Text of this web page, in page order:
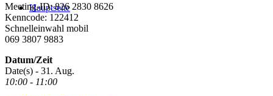
Hauptseite
Meeting-ID: 826 2830 8626
Kenncode: 122412
Schnelleinwahl mobil
069 3807 9883
Datum/Zeit
Date(s) - 31. Aug.
10:00 - 11:00